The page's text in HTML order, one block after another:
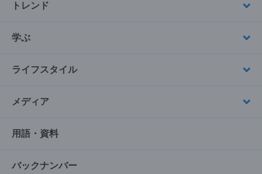
トレンド
学ぶ
ライフスタイル
メディア
用語・資料
バックナンバー